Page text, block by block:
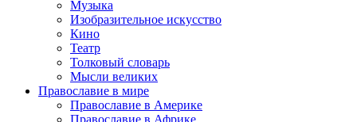
Музыка
Изобразительное искусство
Кино
Театр
Толковый словарь
Мысли великих
Православие в мире
Православие в Америке
Православие в Африке